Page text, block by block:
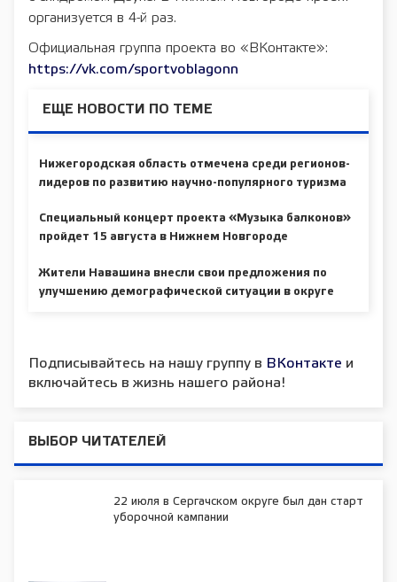
организуется в 4-й раз.
Официальная группа проекта во «ВКонтакте»:
https://vk.com/sportvoblagonn
ЕЩЕ НОВОСТИ ПО ТЕМЕ
Нижегородская область отмечена среди регионов-
лидеров по развитию научно-популярного туризма
Специальный концерт проекта «Музыка балконов»
пройдет 15 августа в Нижнем Новгороде
Жители Навашина внесли свои предложения по
улучшению демографической ситуации в округе
Подписывайтесь на нашу группу в ВКонтакте и
включайтесь в жизнь нашего района!
ВЫБОР ЧИТАТЕЛЕЙ
22 июля в Сергачском округе был дан старт
уборочной кампании